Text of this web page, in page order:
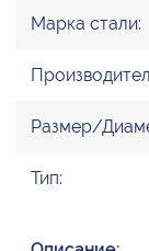
Марка стали:
Размер/
Тип: